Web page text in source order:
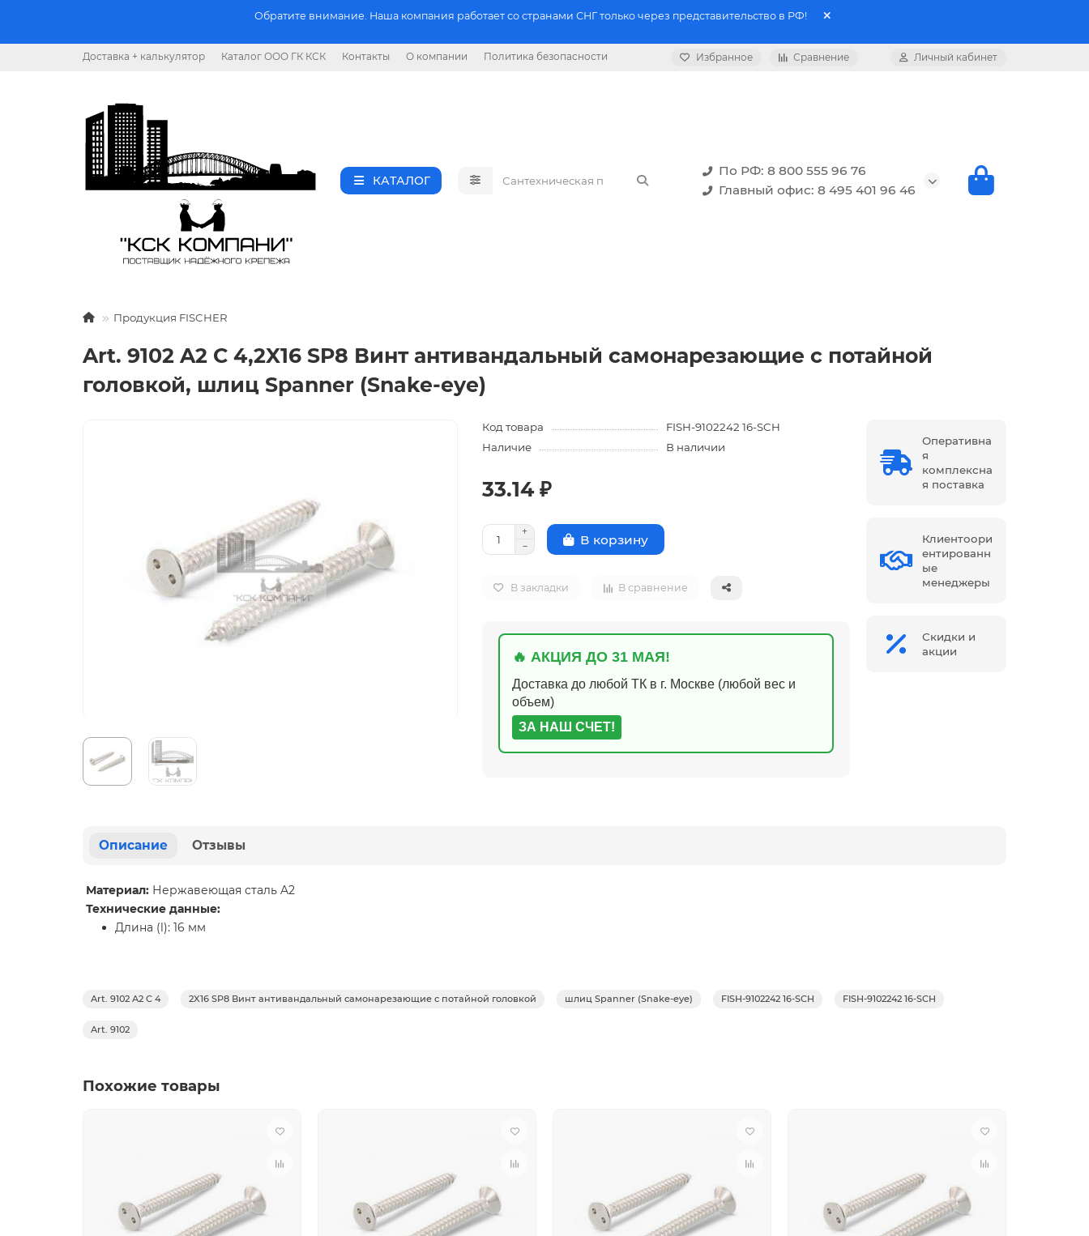
Обратите внимание. Наша компания работает со странами СНГ только через представительство в РФ!
Доставка + калькулятор Каталог ООО ГК КСК Контакты О компании Политика безопасности Избранное Сравнение Личный кабинет
КАТАЛОГ
По РФ: 8 800 555 96 76
Главный офис: 8 495 401 96 46
Продукция FISCHER
Art. 9102 A2 C 4,2X16 SP8 Винт антивандальный самонарезающие с потайной
головкой, шлиц Spanner (Snake-eye)
Код товара
FISH-9102242 16-SCH
Наличие
В наличии
33.14 ₽
В корзину
В закладки В сравнение
🔥 АКЦИЯ ДО 31 МАЯ!
Доставка до любой ТК в г. Москве (любой вес и
объем)
ЗА НАШ СЧЕТ!
Оперативна
я
комплексна
я поставка
Клиентоори
ентированн
ые
менеджеры
Скидки и
акции
Описание Отзывы
Материал: Нержавеющая сталь A2
Технические данные:
Длина (l): 16 мм
Art. 9102 A2 C 4 2X16 SP8 Винт антивандальный самонарезающие с потайной головкой шлиц Spanner (Snake-eye) FISH-9102242 16-SCH FISH-9102242 16-SCH
Art. 9102
Похожие товары